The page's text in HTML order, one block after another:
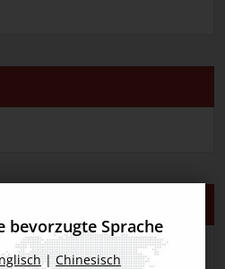
议
bevorzugte Sprache
|Chinesisch